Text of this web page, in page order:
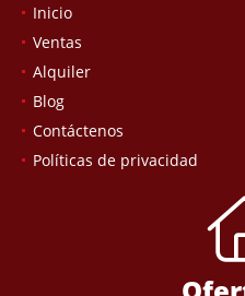
Inicio
Ventas
Alquiler
Blog
Contáctenos
Políticas de privacidad